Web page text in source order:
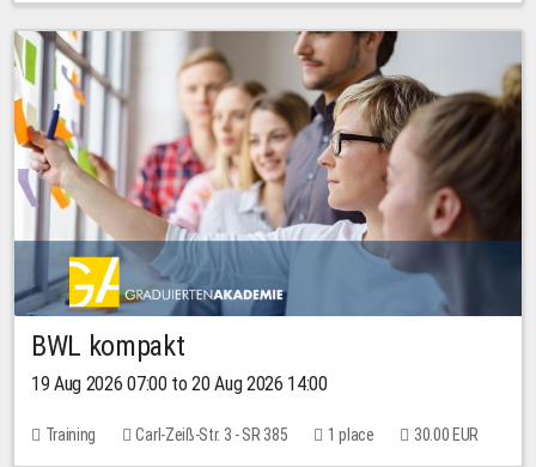
BWL kompakt
19 Aug 2026 07:00 to 20 Aug 2026 14:00
Training Carl-Zeiß-Str. 3 - SR 385 1 place 30.00 EUR